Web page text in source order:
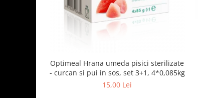
Optimeal Hrana umeda pisici sterilizate
- curcan si pui in sos, set 3+1, 4*0,085kg
15,00 Lei